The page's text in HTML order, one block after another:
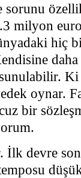
milyon
hiç
oynar.
bir
İlk devre